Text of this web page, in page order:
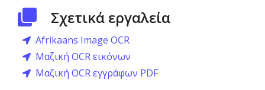
Σχετικά εργαλεία
Afrikaans Image OCR
Μαζική OCR εικόνων
Μαζική OCR εγγράφων PDF